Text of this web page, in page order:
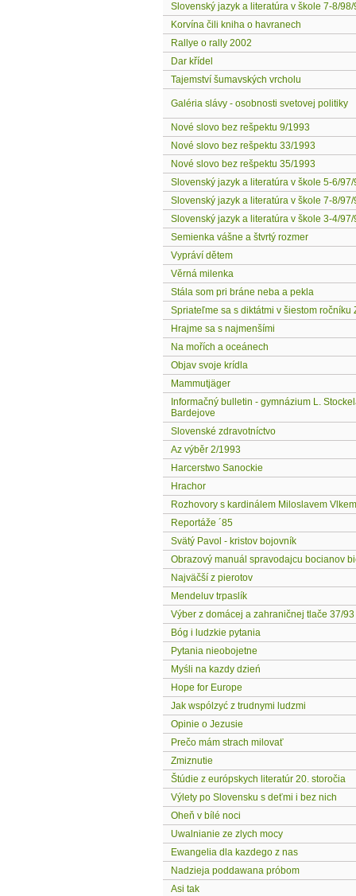
Slovenský jazyk a literatúra v škole 7-8/98/
Korvína čili kniha o havranech
Rallye o rally 2002
Dar křídel
Tajemství šumavských vrcholu
Galéria slávy - osobnosti svetovej politiky
Nové slovo bez rešpektu 9/1993
Nové slovo bez rešpektu 33/1993
Nové slovo bez rešpektu 35/1993
Slovenský jazyk a literatúra v škole 5-6/97/
Slovenský jazyk a literatúra v škole 7-8/97/
Slovenský jazyk a literatúra v škole 3-4/97/
Semienka vášne a štvrtý rozmer
Vypráví dětem
Věrná milenka
Stála som pri bráne neba a pekla
Spriateľme sa s diktátmi v šiestom ročníku
Hrajme sa s najmenšími
Na mořích a oceánech
Objav svoje krídla
Mammutjäger
Informačný bulletin - gymnázium L.
Bardejove
Slovenské zdravotníctvo
Az výběr 2/1993
Harcerstwo Sanockie
Hrachor
Rozhovory s kardinálem Miloslavem Vlkem
Reportáže ´85
Svätý Pavol - kristov bojovník
Obrazový manuál spravodajcu bocianov
Najväčší z pierotov
Mendeluv trpaslík
Výber z domácej a zahraničnej tlače 37/93
Bóg i ludzkie pytania
Pytania nieobojetne
Myśli na kazdy dzień
Hope for Europe
Jak wspólzyć z trudnymi ludzmi
Opinie o Jezusie
Prečo mám strach milovať
Zmiznutie
Štúdie z európskych literatúr 20. storočia
Výlety po Slovensku s deťmi i bez nich
Oheň v bílé noci
Uwalnianie ze zlych mocy
Ewangelia dla kazdego z nas
Nadzieja poddawana próbom
Asi tak